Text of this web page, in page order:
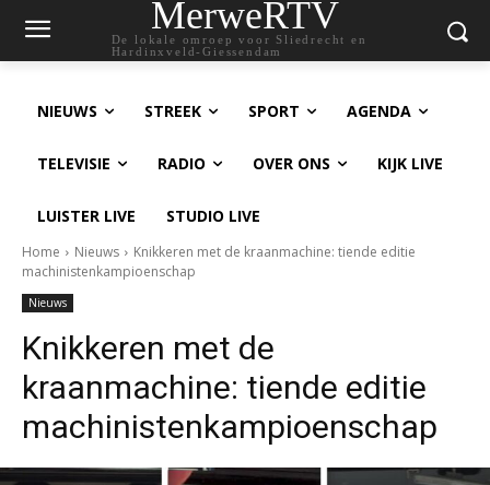
MerweRTV
De lokale omroep voor Sliedrecht en
Hardinxveld-Giessendam
NIEUWS STREEK SPORT AGENDA
TELEVISIE RADIO OVER ONS KIJK LIVE
LUISTER LIVE STUDIO LIVE
Home Nieuws
Knikkeren met de kraanmachine: tiende editie
machinistenkampioenschap
Nieuws
Knikkeren met de
kraanmachine: tiende editie
machinistenkampioenschap